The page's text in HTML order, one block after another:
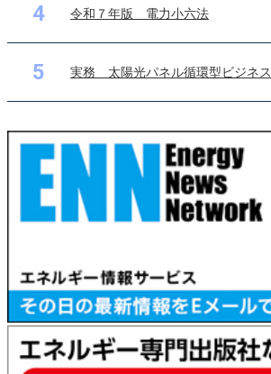
4 令和７年版 電力小六法
5 実務 太陽光パネル循環型ビジネス